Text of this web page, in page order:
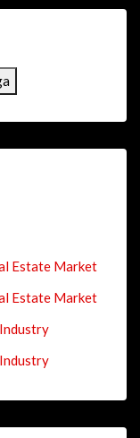
Estate Market
Estate Market